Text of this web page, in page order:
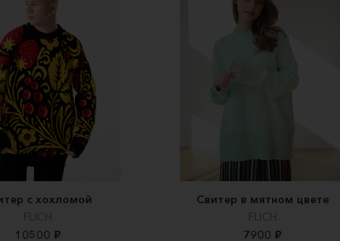
с хохломой
FLICH
10500 ₽
Свитер в мятном цвете
FLICH
7900 ₽